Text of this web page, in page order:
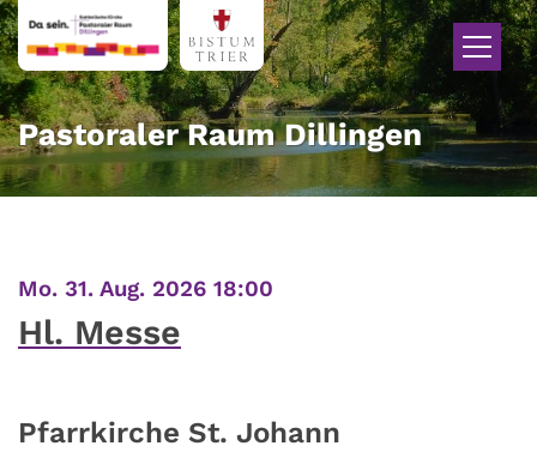
Zum Inhalt springen
Pastoraler Raum Dillingen
Mo. 31. Aug. 2026 18:00
Hl. Messe
Pfarrkirche St. Johann